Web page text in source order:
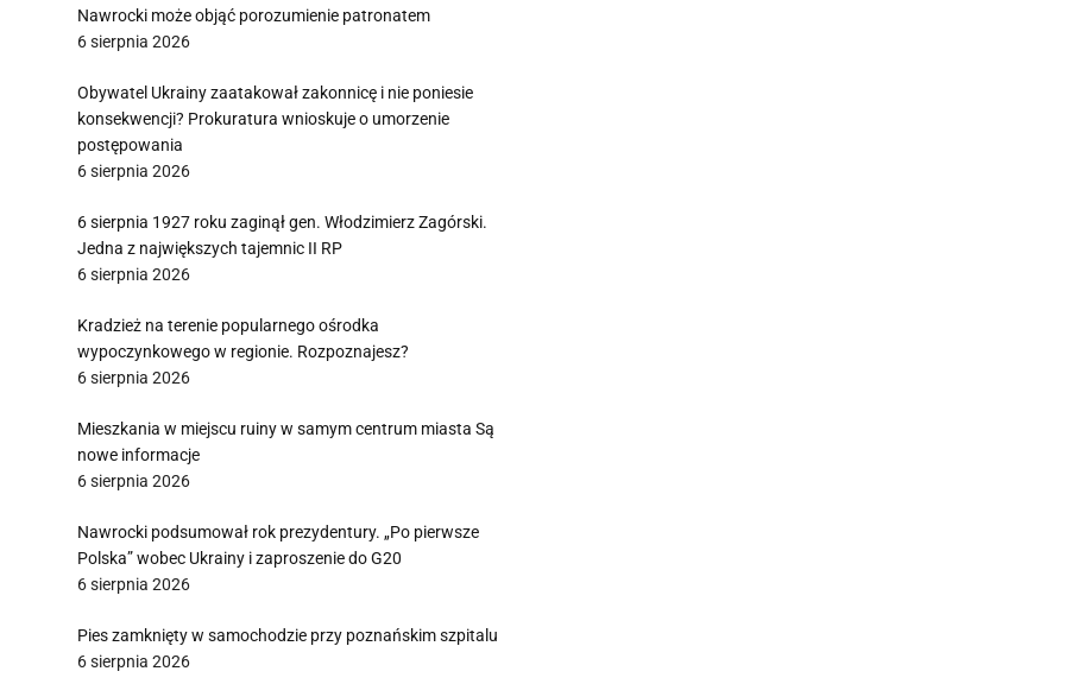
Nawrocki może objąć porozumienie patronatem
6 sierpnia 2026
Obywatel Ukrainy zaatakował zakonnicę i nie poniesie
konsekwencji? Prokuratura wnioskuje o umorzenie
postępowania
6 sierpnia 2026
6 sierpnia 1927 roku zaginął gen. Włodzimierz Zagórski.
Jedna z największych tajemnic II RP
6 sierpnia 2026
Kradzież na terenie popularnego ośrodka
wypoczynkowego w regionie. Rozpoznajesz?
6 sierpnia 2026
Mieszkania w miejscu ruiny w samym centrum miasta Są
nowe informacje
6 sierpnia 2026
Nawrocki podsumował rok prezydentury. „Po pierwsze
Polska” wobec Ukrainy i zaproszenie do G20
6 sierpnia 2026
Pies zamknięty w samochodzie przy poznańskim szpitalu
6 sierpnia 2026